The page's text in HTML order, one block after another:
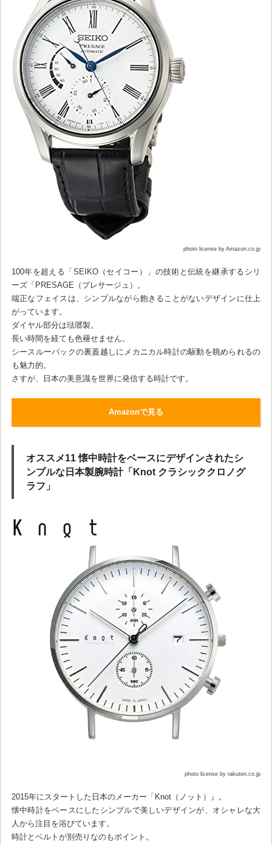
photo license by Amazon.co.jp
100年を超える「SEIKO（セイコー）」の技術と伝統を継承するシリ
ーズ「PRESAGE（プレサージュ）。
端正なフェイスは、シンプルながら飽きることがないデザインに仕上
がっています。
ダイヤル部分は琺瑯製。
長い時間を経ても色褪せません。
シースルーバックの裏蓋越しにメカニカル時計の駆動を眺められるの
も魅力的。
さすが、日本の美意識を世界に発信する時計です。
Amazonで見る
オススメ11 懐中時計をベースにデザインされたシ
ンプルな日本製腕時計「Knot クラシッククロノグ
ラフ」
photo license by rakuten.co.jp
2015年にスタートした日本のメーカー「Knot（ノット）』。
懐中時計をベースにしたシンプルで美しいデザインが、オシャレな大
人から注目を浴びています。
時計とベルトが別売りなのもポイント。